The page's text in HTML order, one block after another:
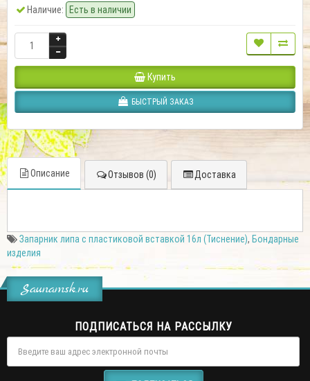
Наличие: Есть в наличии
Купить
БЫСТРЫЙ ЗАКАЗ
Описание Отзывов (0) Доставка
Запарник липа с пластиковой вставкой 16л (Тиснение), Бондарные
изделия
Saunamsk.ru
ПОДПИСАТЬСЯ НА РАССЫЛКУ